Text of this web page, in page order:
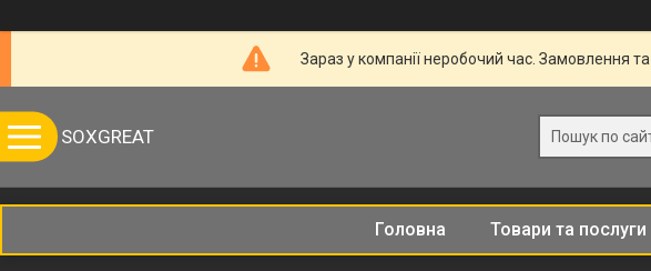
Зараз у компанії неробочий час. Замовлення
SOXGREAT
Головна Товари та послуги